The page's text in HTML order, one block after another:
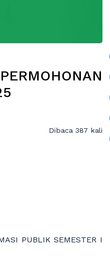
Dibaca 387 kali
PUBLIK SEMESTER I